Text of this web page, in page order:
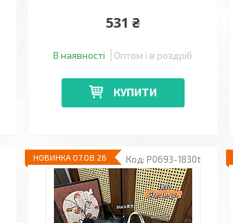
531 ₴
В наявності Оптом і в роздріб
КУПИТИ
P0693-1830t
НОВИНКА 07.08.26